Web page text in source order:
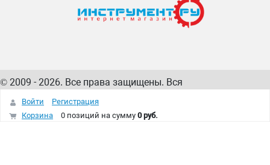
© 2009 - 2026. Все права защищены. Вся
информация на сайте – собственность
интернет-магазина
Войти
Регистрация
Корзина
0 позиций на сумму 0 руб.